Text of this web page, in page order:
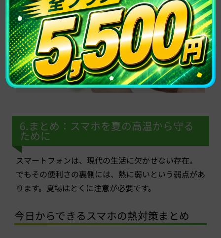
6.まとめ：スマホを夏の高温から守る
ために
スマートフォンは、現代の生活に欠かせない存在。
でもその便利さの裏側には、熱に弱いという弱点があ
ります。夏場はとくに注意が必要です。
今日からできるスマホの熱対策まとめ